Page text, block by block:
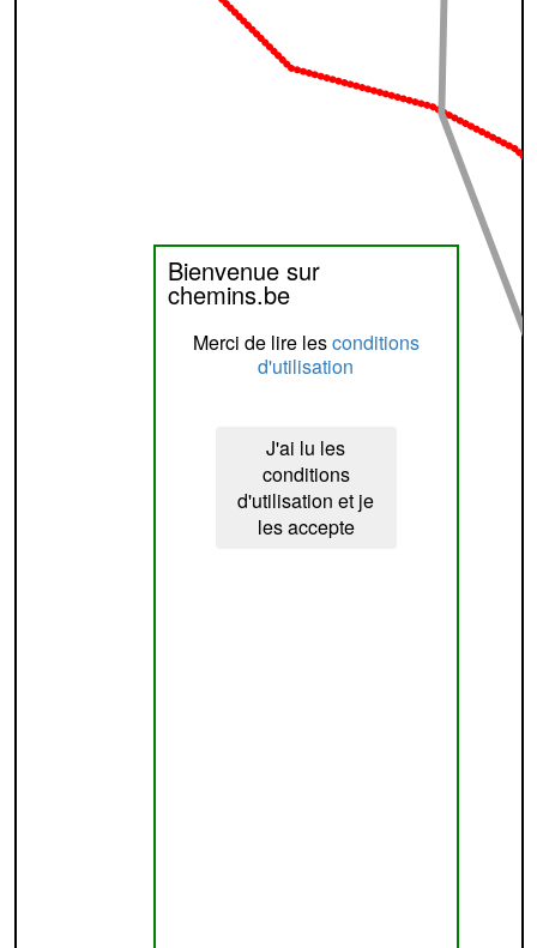
Bienvenue sur
chemins.be
Merci de lire lesconditions
d'utilisation
J'ai lu les
conditions
d'utilisation et je
les accepte